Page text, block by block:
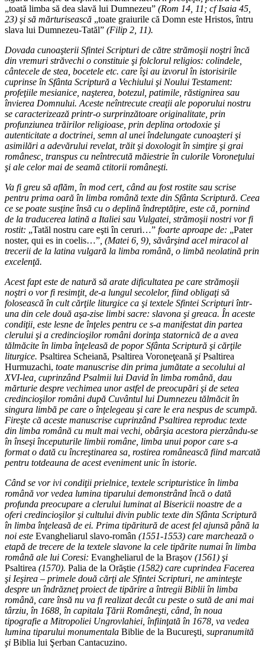
„toată limba să dea slavă lui Dumnezeu” (Rom 14, 11; cf Isaia 45,
23) şi să mărturisească „toate graiurile că Domn este Hristos, întru
slava lui Dumnezeu-Tatăl” (Filip 2, 11).
Dovada cunoaşterii Sfintei Scripturi de către strămoşii noştri încă
din vremuri străvechi o constituie şi folclorul religios: colindele,
cântecele de stea, bocetele etc. care îşi au izvorul în istorisirile
cuprinse în Sfânta Scriptură a Vechiului şi Noului Testament:
profeţiile mesianice, naşterea, botezul, patimile, răstignirea sau
învierea Domnului. Aceste neîntrecute creaţii ale poporului nostru
se caracterizează printr-o surprinzătoare originalitate, prin
profunziunea trăirilor religioase, prin deplina ortodoxie şi
autenticitate a doctrinei, semn al unei îndelungate cunoaşteri şi
asimilări a adevărului revelat, trăit şi doxologit în simţire şi grai
românesc, transpus cu neîntrecută măiestrie în culorile Voroneţului
şi ale celor mai de seamă ctitorii româneşti.
Va fi greu să aflăm, în mod cert, când au fost rostite sau scrise
pentru prima oară în limba română texte din Sfânta Scriptură. Ceea
ce se poate susţine însă cu o deplină îndreptăţire, este că, pornind
de la traducerea latină a Italiei sau Vulgatei, strămoşii nostri vor fi
rostit: „Tatăl nostru care eşti în ceruri…” foarte aproape de: „Pater
noster, qui es in coelis…” , (Matei 6, 9), săvârşind acel miracol al
trecerii de la latina vulgară la limba română, o limbă neolatină prin
excelenţă.
Acest fapt este de natură să arate dificultatea pe care strămoşii
noştri o vor fi resimţit, de-a lungul secolelor, fiind obligaţi să
folosească în cult cărţile liturgice ca şi textele Sfintei Scripturi într-
una din cele două aşa-zise limbi sacre: slavona şi greaca. În aceste
condiţii, este lesne de înţeles pentru ce s-a manifestat din partea
clerului şi a credincioşilor români dorinţa statornică de a avea
tălmăcite în limba înţeleasă de popor Sfânta Scriptură şi cărţile
liturgice. Psaltirea Scheiană, Psaltirea Voroneţeană şi Psaltirea
Hurmuzachi, toate manuscrise din prima jumătate a secolului al
XVI-lea, cuprinzând Psalmii lui David în limba română, dau
mărturie despre vechimea unor astfel de preocupări şi de setea
credincioşilor români după Cuvântul lui Dumnezeu tălmăcit în
singura limbă pe care o înţelegeau şi care le era nespus de scumpă.
Fireşte că aceste manuscrise cuprinzând Psaltirea reproduc texte
din limba română cu mult mai vechi, obârşia acestora pierzându-se
în înseşi începuturile limbii române, limba unui popor care s-a
format o dată cu încreştinarea sa, rostirea românească fiind marcată
pentru totdeauna de acest eveniment unic în istorie.
Când se vor ivi condiţii prielnice, textele scripturistice în limba
română vor vedea lumina tiparului demonstrând încă o dată
profunda preocupare a clerului luminat al Bisericii noastre de a
oferi credincioşilor şi cultului divin public texte din Sfânta Scriptură
în limba înţeleasă de ei. Prima tipăritură de acest fel ajunsă până la
noi este Evangheliarul slavo-român (1551-1553) care marchează o
etapă de trecere de la textele slavone la cele tipărite numai în limba
română ale lui Coresi: Evangheliarul de la Braşov (1561) şi
Psaltirea (1570). Palia de la Orăştie (1582) care cuprindea Facerea
şi Ieşirea – primele două cărţi ale Sfintei Scripturi, ne aminteşte
despre un îndrăzneţ proiect de tipărire a întregii Biblii în limba
română, care însă nu va fi realizat decât cu peste o sută de ani mai
târziu, în 1688, în capitala Ţării Româneşti, când, în noua
tipografie a Mitropoliei Ungrovlahiei, înfiinţată în 1678, va vedea
lumina tiparului monumentala Biblie de la Bucureşti , supranumită
şi Biblia lui Şerban Cantacuzino.